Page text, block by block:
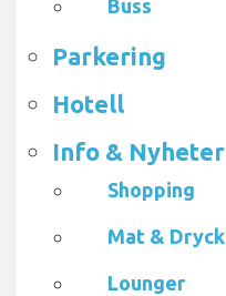
Buss
Parkering
Hotell
Info & Nyheter
Shopping
Mat & Dryck
Lounger